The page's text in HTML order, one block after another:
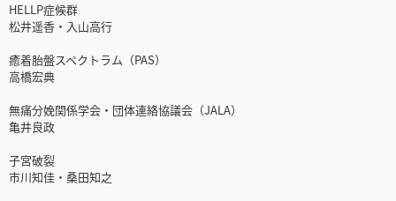
HELLP症候群
松井遥香・入山高行
癒着胎盤スペクトラム（PAS）
高橋宏典
無痛分娩関係学会・団体連絡協議会（JALA）
亀井良政
子宮破裂
市川知佳・桑田知之